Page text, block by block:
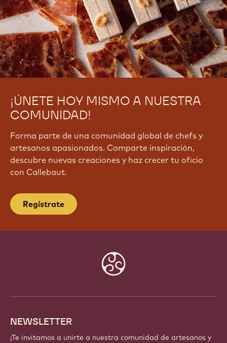
¡ÚNETE HOY MISMO A NUESTRA
COMUNIDAD!
Forma parte de una comunidad global de chefs y
artesanos apasionados. Comparte inspiración,
descubre nuevas creaciones y haz crecer tu oficio
con Callebaut.
Regístrate
NEWSLETTER
¡Te invitamos a unirte a nuestra comunidad de artesanos y